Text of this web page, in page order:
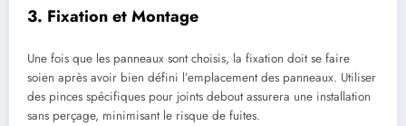
3. Fixation et Montage
Une fois que les panneaux sont choisis, la fixation doit se faire
soien après avoir bien défini l’emplacement des panneaux. Utiliser
des pinces spécifiques pour joints debout assurera une installation
sans perçage, minimisant le risque de fuites.